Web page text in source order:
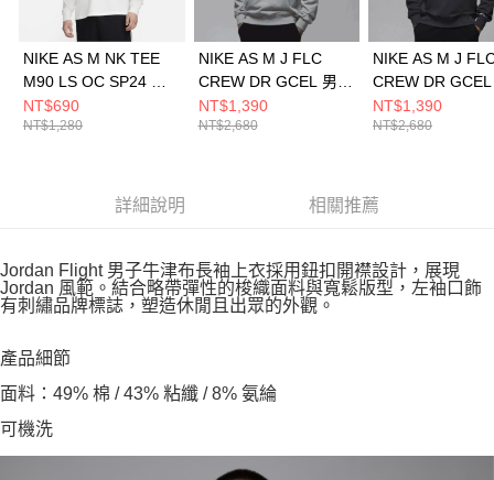
NIKE AS M NK TEE
M90 LS OC SP24 男
長袖上衣 FQ4921121
NT$690
NT$1,280
NIKE AS M J FLC
CREW DR GCEL 男
長袖上衣 HQ4889041
NT$1,390
NT$2,680
NIKE AS M J
CREW DR
長袖上衣
NT$1,390
NT$2,680
詳細說明 相關推薦
Jordan Flight 男子牛津布長袖上衣採用鈕扣開襟設計，展現
Jordan 風範。結合略帶彈性的梭織面料與寬鬆版型，左袖口飾
有刺繡品牌標誌，塑造休閒且出眾的外觀。
產品細節
面料：49% 棉 / 43% 粘纖 / 8% 氨綸
可機洗